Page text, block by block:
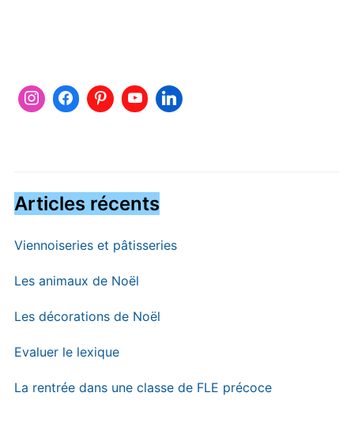
Articles récents
Viennoiseries et pâtisseries
Les animaux de Noël
Les décorations de Noël
Evaluer le lexique
La rentrée dans une classe de FLE précoce